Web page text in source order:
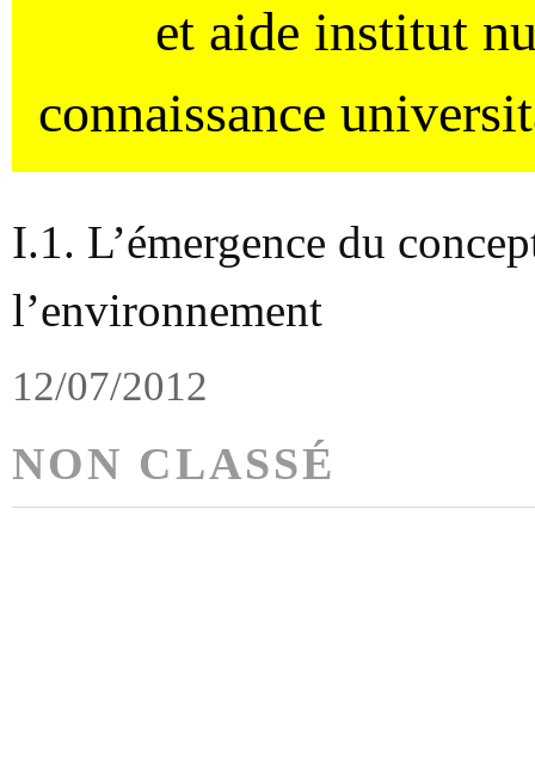
et aide institut
connaissance
I.1. L’émergence du
l’environnement
12/07/2012
NON CLASSÉ